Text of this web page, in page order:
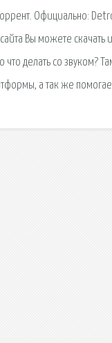
Официально:
Вы можете
что делать со звуком?
а так же